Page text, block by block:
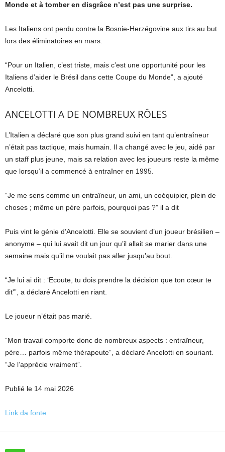
Monde et à tomber en disgrâce n’est pas une surprise.
Les Italiens ont perdu contre la Bosnie-Herzégovine aux tirs au but
lors des éliminatoires en mars.
“Pour un Italien, c’est triste, mais c’est une opportunité pour les
Italiens d’aider le Brésil dans cette Coupe du Monde”, a ajouté
Ancelotti.
ANCELOTTI A DE NOMBREUX RÔLES
L’Italien a déclaré que son plus grand suivi en tant qu’entraîneur
n’était pas tactique, mais humain. Il a changé avec le jeu, aidé par
un staff plus jeune, mais sa relation avec les joueurs reste la même
que lorsqu’il a commencé à entraîner en 1995.
“Je me sens comme un entraîneur, un ami, un coéquipier, plein de
choses ; même un père parfois, pourquoi pas ?” il a dit
Puis vint le génie d’Ancelotti. Elle se souvient d’un joueur brésilien –
anonyme – qui lui avait dit un jour qu’il allait se marier dans une
semaine mais qu’il ne voulait pas aller jusqu’au bout.
“Je lui ai dit : ‘Ecoute, tu dois prendre la décision que ton cœur te
dit'”, a déclaré Ancelotti en riant.
Le joueur n’était pas marié.
“Mon travail comporte donc de nombreux aspects : entraîneur,
père… parfois même thérapeute”, a déclaré Ancelotti en souriant.
“Je l’apprécie vraiment”.
Publié le 14 mai 2026
Link da fonte